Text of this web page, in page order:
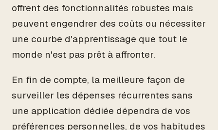
offrent des fonctionnalités robustes mais
peuvent engendrer des coûts ou nécessiter
une courbe d'apprentissage que tout le
monde n'est pas prêt à affronter.
En fin de compte, la meilleure façon de
surveiller les dépenses récurrentes sans
une application dédiée dépendra de vos
préférences personnelles, de vos habitudes